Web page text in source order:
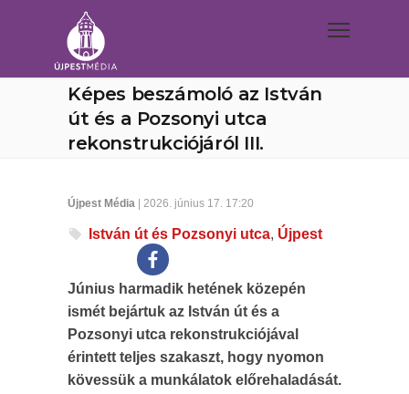
Képes beszámoló az István
út és a Pozsonyi utca
rekonstrukciójáról III.
Újpest Média | 2026. június 17. 17:20
István út és Pozsonyi utca, Újpest
Június harmadik hetének közepén
ismét bejártuk az István út és a
Pozsonyi utca rekonstrukciójával
érintett teljes szakaszt, hogy nyomon
kövessük a munkálatok előrehaladását.